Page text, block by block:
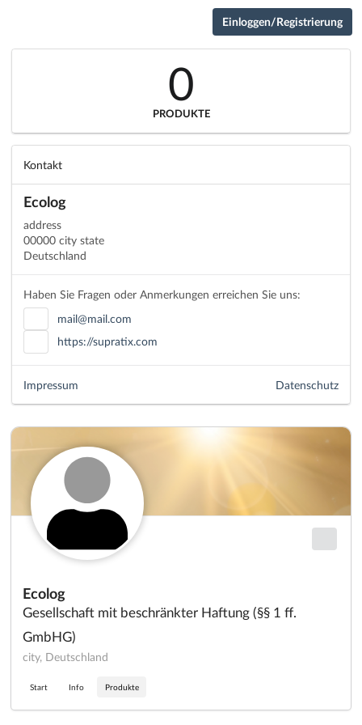
Einloggen/Registrierung
Ecolog
Gesellschaft mit beschränkter Haftung (§§ 1 ff.
GmbHG)
city, Deutschland
Start Info Produkte
0
PRODUKTE
Kontakt
Ecolog
address
00000 city state
Deutschland
Haben Sie Fragen oder Anmerkungen erreichen Sie uns:
mail@mail.com
https://supratix.com
Datenschutz
Impressum